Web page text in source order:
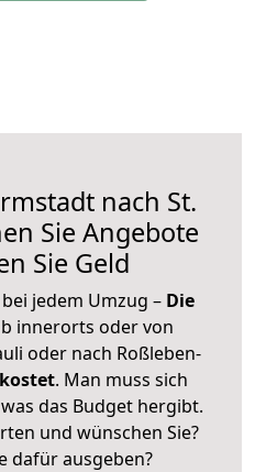
nach St.
Sie Angebote
Sie Geld
jedem Umzug – Die
innerorts oder von
oder nach Roßleben-
. Man muss sich
das Budget hergibt.
und wünschen Sie?
dafür ausgeben?